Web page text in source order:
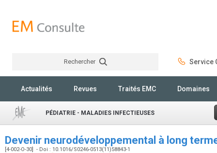
Rechercher Service
Actualités Revues Traités EMC Domaines
PÉDIATRIE - MALADIES INFECTIEUSES
Devenir neurodéveloppemental à long
[4-002-O-30] - Doi : 10.1016/S0246-0513(11)58843-1